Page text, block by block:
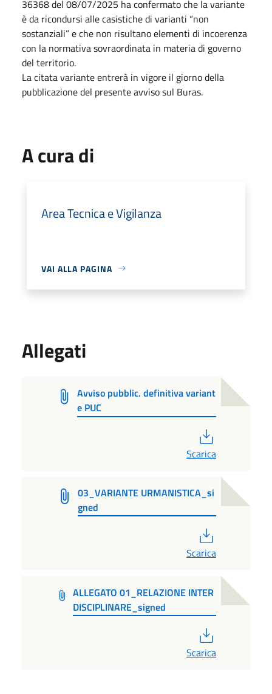
36368 del 08/07/2025 ha confermato che la variante
è da ricondursi alle casistiche di varianti “non
sostanziali” e che non risultano elementi di incoerenza
con la normativa sovraordinata in materia di governo
del territorio.
La citata variante entrerà in vigore il giorno della
pubblicazione del presente avviso sul Buras.
A cura di
Area Tecnica e Vigilanza
VAI ALLA PAGINA
Allegati
Avviso pubblic. definitiva variant
e PUC
Scarica
03_VARIANTE URMANISTICA_si
gned
Scarica
ALLEGATO 01_RELAZIONE INTER
DISCIPLINARE_signed
Scarica